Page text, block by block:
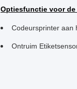
Optiesfunctie voor
Codeursprinter aan
Ontruim